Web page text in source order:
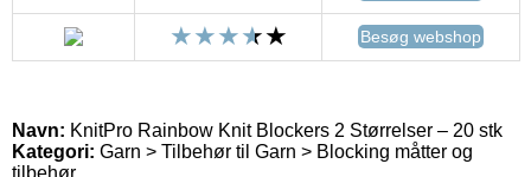
Besøg webshop
Navn: KnitPro Rainbow Knit Blockers 2 Størrelser – 20 stk
Kategori: Garn > Tilbehør til Garn > Blocking måtter og
tilbehør